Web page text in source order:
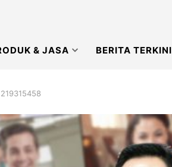
& JASA BERITA TERKINI